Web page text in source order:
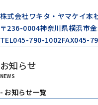
ゼネレータ（発電機）
モルタル注入機器
株式会社ワキタ・ヤマケイ本
〒236-0004神奈川県横浜市
TEL045-790-1002FAX045-
お知らせ
NEWS
- お知らせ一覧